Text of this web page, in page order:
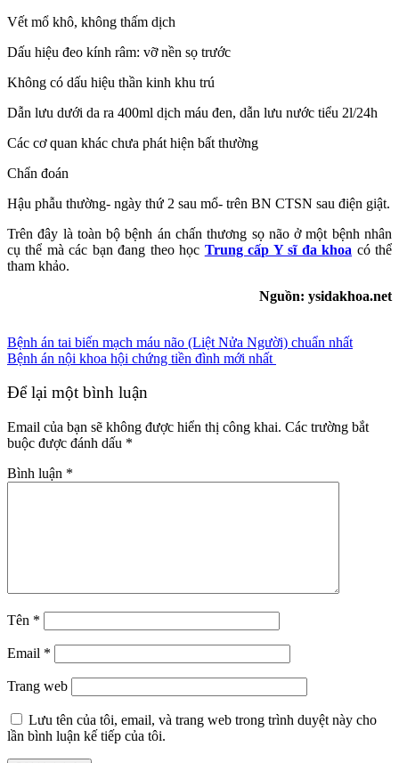
Vết mổ khô, không thấm dịch
Dấu hiệu đeo kính râm: vỡ nền sọ trước
Không có dấu hiệu thần kinh khu trú
Dẫn lưu dưới da ra 400ml dịch máu đen, dẫn lưu nước tiểu 2l/24h
Các cơ quan khác chưa phát hiện bất thường
Chẩn đoán
Hậu phẫu thường- ngày thứ 2 sau mổ- trên BN CTSN sau điện giật.
Trên đây là toàn bộ bệnh án chấn thương sọ não ở một bệnh nhân
cụ thể mà các bạn đang theo học Trung cấp Y sĩ đa khoa có thể
tham khảo.
Nguồn: ysidakhoa.net
Bệnh án tai biến mạch máu não (Liệt Nửa Người) chuẩn nhất
Bệnh án nội khoa hội chứng tiền đình mới nhất
Để lại một bình luận
Email của bạn sẽ không được hiển thị công khai. Các trường bắt
buộc được đánh dấu *
Bình luận *
Tên *
Email *
Trang web
Lưu tên của tôi, email, và trang web trong trình duyệt này cho
lần bình luận kế tiếp của tôi.